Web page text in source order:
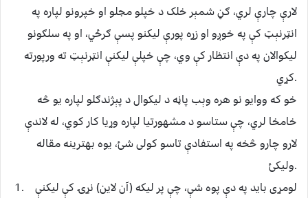
لارې چارې لري، ګڼ شمېر خلک د خپلو مجلو او خپرونو لپاره په
انټرنېټ کې په خوږو او زړه پورې لیکنو پسې ګرځي، او په سلګونو
ليکوالان په دې انتظار کې وي، چې خپلې ليکنې انټرنېټ ته ورپورته
کړي.
خو که ووايو نو هره وېب پاڼه د ليکوال د پېژندګلو لپاره يو څه
خامخا لري، چې ستاسو د مشهورتيا لپاره وړيا کار کوي، له لاندې
لارو چارو څخه په استفادې تاسو کولی شئ، يوه بهترینه مقاله
وليکئ.
1. لومړی بايد په دې پوه شې، چې پر ليکه (آن لاين) نړۍ کې ليکنې